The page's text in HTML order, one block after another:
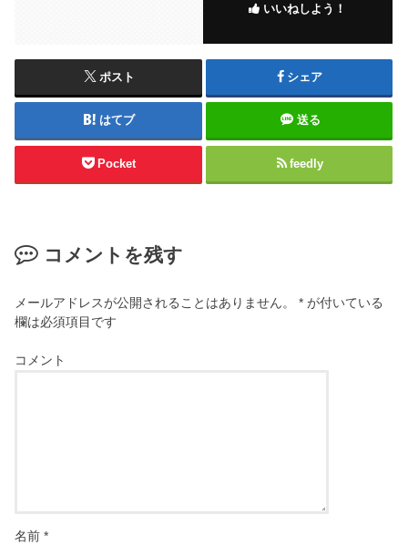
いいねしよう！
ポスト シェア
はてブ 送る
Pocket feedly
コメントを残す
メールアドレスが公開されることはありません。 * が付いている
欄は必須項目です
コメント
名前*